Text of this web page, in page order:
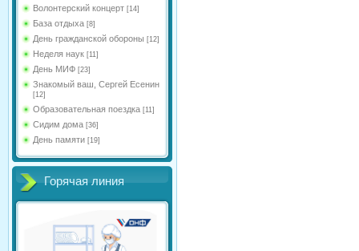
Волонтерский концерт [14]
База отдыха [8]
День гражданской обороны [12]
Неделя наук [11]
День МИФ [23]
Знакомый ваш, Сергей Есенин
[12]
Образовательная поездка [11]
Сидим дома [36]
День памяти [19]
Горячая линия